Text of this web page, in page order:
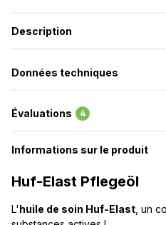
Description
Données techniques
Évaluations 4
Informations sur le produit
Huf-Elast Pflegeöl
L'huile de soin Huf-Elast , un